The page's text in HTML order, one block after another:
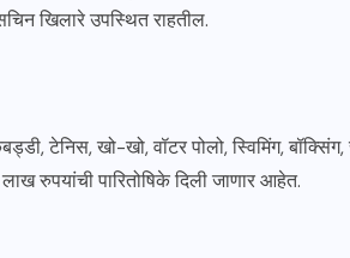
खिलारे उपस्थित राहतील.
टेनिस, खो-खो, वॉटर पोलो, स्विमिंग, बॉक्सिंग,
रुपयांची पारितोषिके दिली जाणार आहेत.